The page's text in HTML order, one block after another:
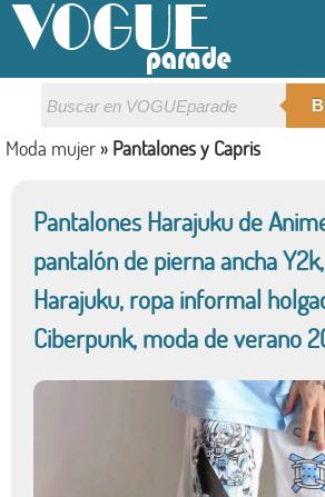
Moda mujer » Pantalones y Capris
Pantalones Harajuku de
pantalón de pierna ancha
Harajuku, ropa informal
Ciberpunk, moda de verano